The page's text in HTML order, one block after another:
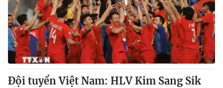
Đội tuyển Việt Nam: HLV Kim Sang Sik